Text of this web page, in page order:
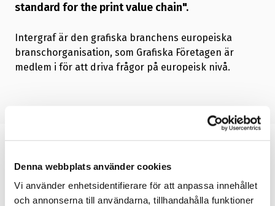
Denna webbplats använder cookies
Vi använder enhetsidentifierare för att anpassa innehållet
och annonserna till användarna, tillhandahålla funktioner
standard for the print value chain".
Intergraf är den grafiska branchens europeiska
branschorganisation, som Grafiska Företagen är
medlem i för att driva frågor på europeisk nivå.
Du kanske också är
intresserad av